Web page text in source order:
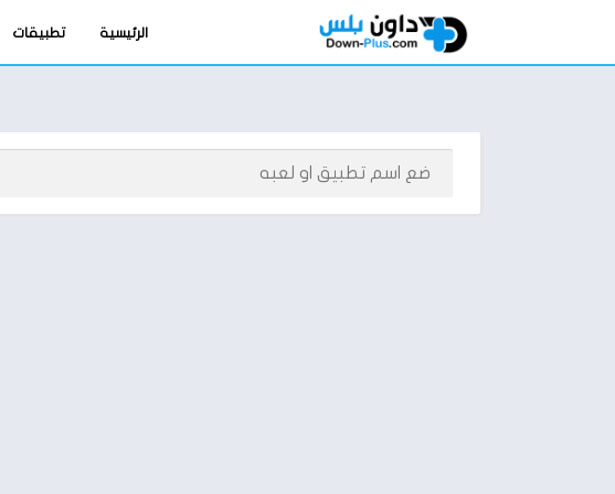
الرئيسية تطبيقات